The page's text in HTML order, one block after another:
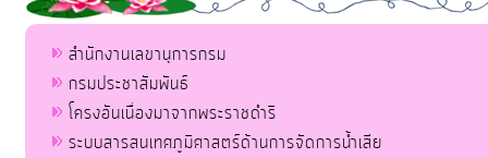
สำนักงานเลขานุการกรม
กรมประชาสัมพันธ์
โครงอันเนื่องมาจากพระราชดำริ
ระบบสารสนเทศภูมิศาสตร์ด้านการจัดการน้ำเสีย